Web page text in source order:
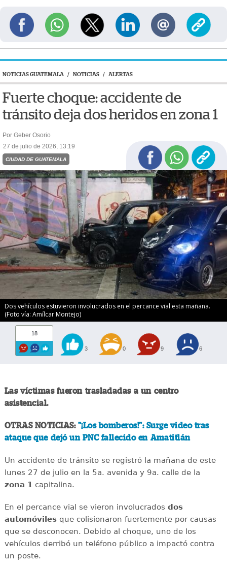
NOTICIAS GUATEMALA / NOTICIAS / ALERTAS
Fuerte choque: accidente de
tránsito deja dos heridos en zona 1
Por Geber Osorio
27 de julio de 2026, 13:19
CIUDAD DE GUATEMALA
Dos vehículos estuvieron involucrados en el percance vial esta mañana.
(Foto vía: Amílcar Montejo)
18
3 0 9 6
Las víctimas fueron trasladadas a un centro
asistencial.
OTRAS NOTICIAS: "¡Los bomberos!": Surge video tras
ataque que dejó un PNC fallecido en Amatitlán
Un accidente de tránsito se registró la mañana de este
lunes 27 de julio en la 5a. avenida y 9a. calle de la
zona 1 capitalina.
En el percance vial se vieron involucrados dos
automóvilesque colisionaron fuertemente por causas
que se desconocen. Debido al choque, uno de los
vehículos derribó un teléfono público a impactó contra
un poste.